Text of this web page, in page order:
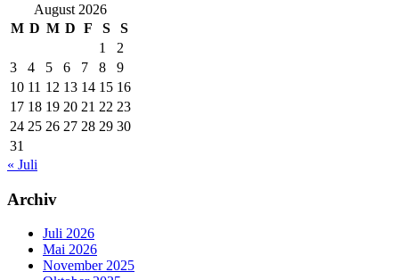
August 2026
M D M D F S
S
1
2
3
4 5 6 7 8
9
10 11 12 13 14 15 16
17 18 19 20 21 22 23
24 25 26 27 28 29 30
31
« Juli
Archiv
Juli 2026
Mai 2026
November 2025